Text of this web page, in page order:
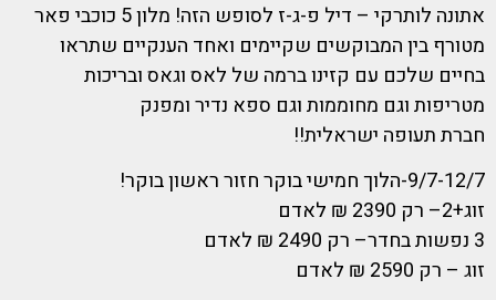
אתונה לותרקי – דיל פ-ג-ז לסופש הזה! מלון 5 כוכבי פאר
מטורף בין המבוקשים שקיימים ואחד הענקיים שתראו
בחיים שלכם עם קזינו ברמה של לאס וגאס ובריכות
מטריפות וגם מחוממות וגם ספא נדיר ומפנק
חברת תעופה ישראלית!!
9/7-12/7-הלוך חמישי בוקר חזור ראשון בוקר!
זוג+2– רק 2390 ₪ לאדם
3 נפשות בחדר– רק 2490 ₪ לאדם
זוג – רק 2590 ₪ לאדם